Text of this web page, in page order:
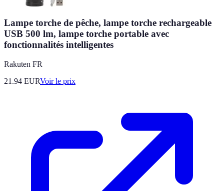
Lampe torche de pêche, lampe torche rechargeable
USB 500 lm, lampe torche portable avec
fonctionnalités intelligentes
Rakuten FR
21.94 EURVoir le prix